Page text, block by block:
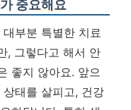
중요해요
부분 특별한 치료
, 그렇다고 해서 안
좋지 않아요. 앞으
태를 살피고, 건강